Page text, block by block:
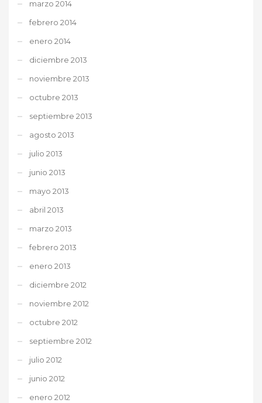
marzo 2014
febrero 2014
enero 2014
diciembre 2013
noviembre 2013
octubre 2013
septiembre 2013
agosto 2013
julio 2013
junio 2013
mayo 2013
abril 2013
marzo 2013
febrero 2013
enero 2013
diciembre 2012
noviembre 2012
octubre 2012
septiembre 2012
julio 2012
junio 2012
enero 2012